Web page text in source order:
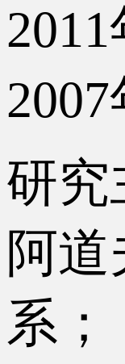
研究
阿
系；